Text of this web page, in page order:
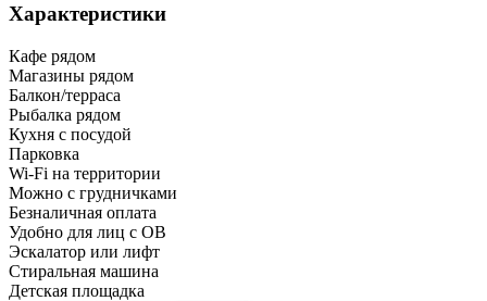
Характеристики
Кафе рядом
Магазины рядом
Балкон/терраса
Рыбалка рядом
Кухня с посудой
Парковка
Wi-Fi на территории
Можно с грудничками
Безналичная оплата
Удобно для лиц с ОВ
Эскалатор или лифт
Стиральная машина
Детская площадка